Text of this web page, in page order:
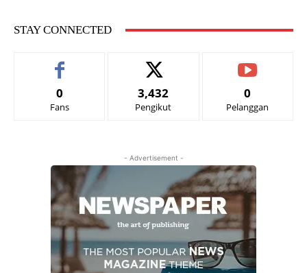
STAY CONNECTED
0
Fans
3,432
Pengikut
0
Pelanggan
- Advertisement -